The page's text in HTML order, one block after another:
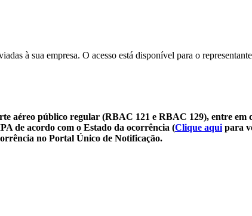
à sua empresa. O acesso está disponível para o
aéreo público regular (RBAC 121 e RBAC 129), entre em
de acordo com o Estado da ocorrência (Clique aqui para
no Portal Único de Notificação.